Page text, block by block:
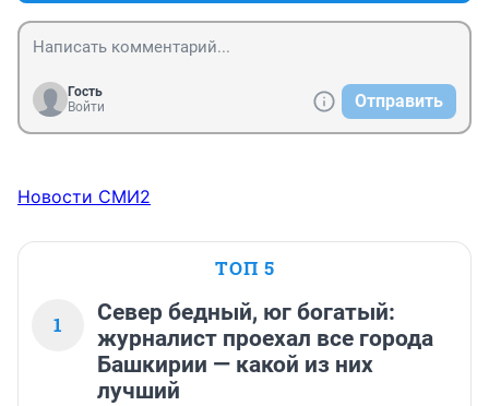
Гость
Войти
Отправить
Новости СМИ2
ТОП 5
1
Север бедный, юг богатый:
журналист проехал все города
Башкирии — какой из них
лучший